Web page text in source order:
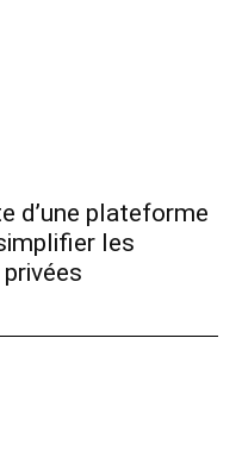
d’une plateforme
les